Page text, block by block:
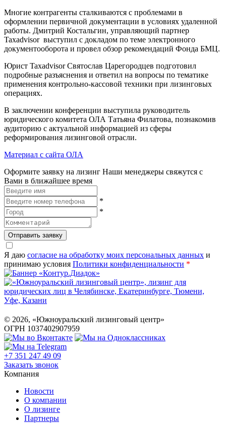
Многие контрагенты сталкиваются с проблемами в
оформлении первичной документации в условиях удаленной
работы. Дмитрий Костальгин, управляющий партнер
Taxadvisor выступил с докладом по теме электронного
документооборота и провел обзор рекомендаций Фонда БМЦ.
Юрист Taxadvisor Святослав Царегородцев подготовил
подробные разъяснения и ответил на вопросы по тематике
применения контрольно-кассовой техники при лизинговых
операциях.
В заключении конференции выступила руководитель
юридического комитета ОЛА Татьяна Филатова, познакомив
аудиторию с актуальной информацией из сферы
реформирования лизинговой отрасли.
Материал с сайта ОЛА
Оформите заявку на лизинг Наши менеджеры свяжутся с
Вами в ближайшее время
*
*
Отправить заявку
Я даю согласие на обработку моих персональных данных и
принимаю условия Политики конфиденциальности *
© 2026, «Южноуральский лизинговый центр»
ОГРН 1037402907959
+7 351 247 49 09
Заказать звонок
Компания
Новости
О компании
О лизинге
Партнеры